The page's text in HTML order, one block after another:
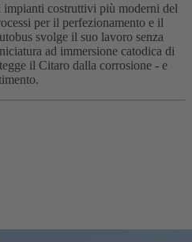
costruttivi più moderni del
per il perfezionamento e il
svolge il suo lavoro senza
ad immersione catodica di
il Citaro dalla corrosione - e